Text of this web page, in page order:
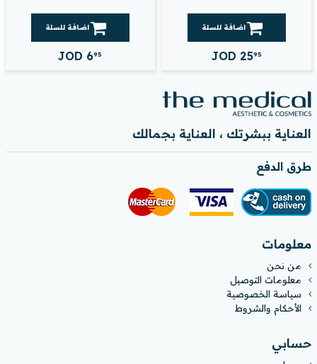
اضافة للسلة
JOD 2595
اضافة للسلة
JOD 695
العناية ببشرتك ، العناية بجمالك
طرق الدفع
معلومات
من نحن
معلومات التوصيل
سياسة الخصوصية
الأحكام والشروط
حسابي